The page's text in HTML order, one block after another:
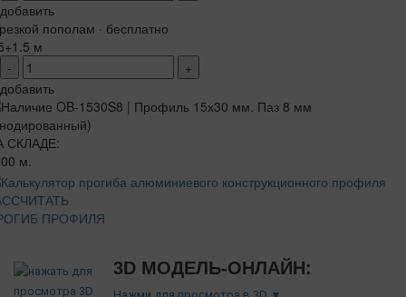
добавить
пополам · бесплатно
м
-
+
добавить
СКЛАДЕ:
м.
ПРОФИЛЯ
3D МОДЕЛЬ-ОНЛАЙН: